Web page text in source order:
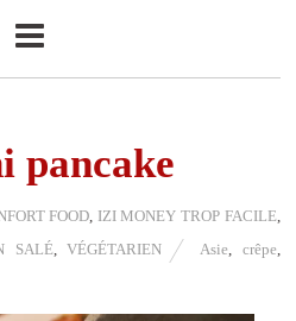
pancake
FOOD IZI MONEY TROP FACILE,
SALÉ, VÉGÉTARIEN Asie crêpe